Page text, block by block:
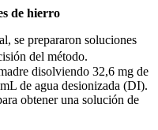
de hierro
se prepararon soluciones
del método.
disolviendo 32,6 mg de
de agua desionizada (DI).
obtener una solución de